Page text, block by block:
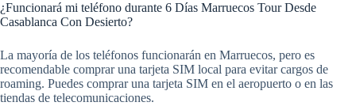
¿Funcionará mi teléfono durante 6 Días Marruecos Tour Desde
Casablanca Con Desierto?
La mayoría de los teléfonos funcionarán en Marruecos, pero es
recomendable comprar una tarjeta SIM local para evitar cargos de
roaming. Puedes comprar una tarjeta SIM en el aeropuerto o en las
tiendas de telecomunicaciones.